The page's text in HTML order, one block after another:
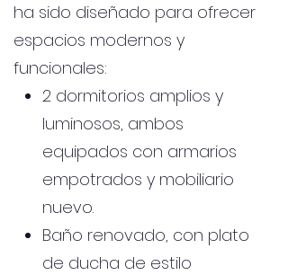
ha sido diseñado para ofrecer
espacios modernos y
funcionales:
2 dormitorios amplios y
luminosos, ambos
equipados con armarios
empotrados y mobiliario
nuevo.
Baño renovado, con plato
de ducha de estilo